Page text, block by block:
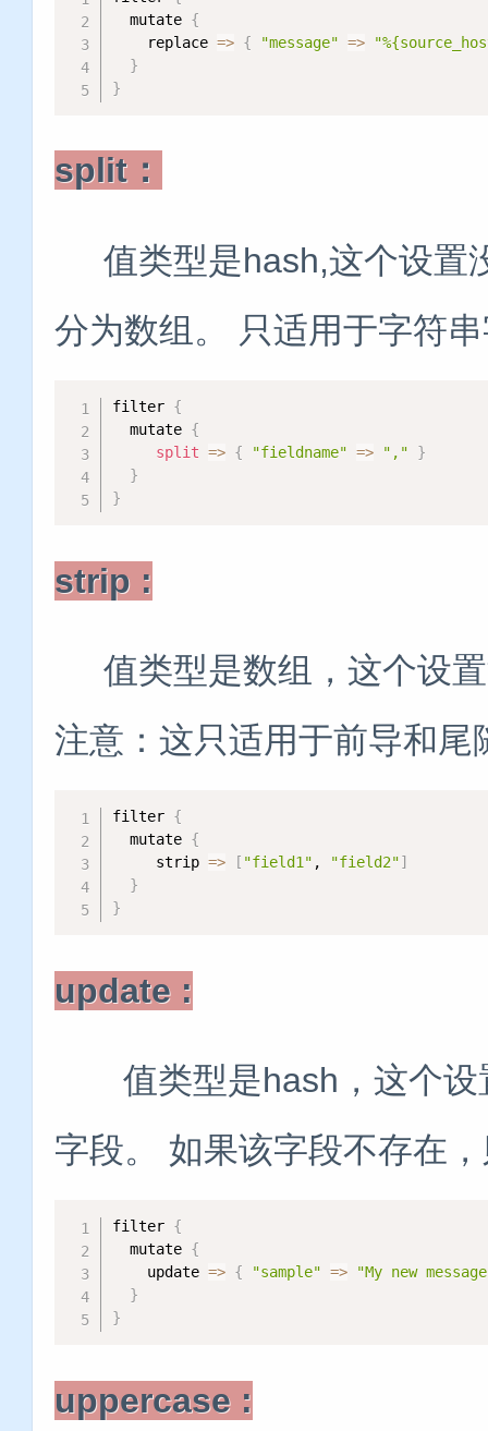
  mutate
{
    replace
=> { "message" =>
}
}
split：
值类型是hash,这个设置
分为数组。 只适用于字符
filter {
  mutate
{
split => { "fieldname" => ","
}
}
}
strip :
值类型是数组，这个设置
注意：这只适用于前导和尾
filter {
  mutate
{
     strip
=> [ "field1" , "field2"]
}
}
update :
值类型是hash，这个设
字段。 如果该字段不存在
filter {
  mutate
{
    update
=> { "sample" =>
"My new
}
}
uppercase :